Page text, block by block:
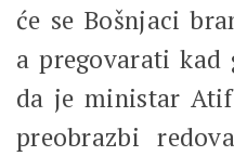
će se Bošnjaci
a pregovarati kad
da je ministar
preobrazbi